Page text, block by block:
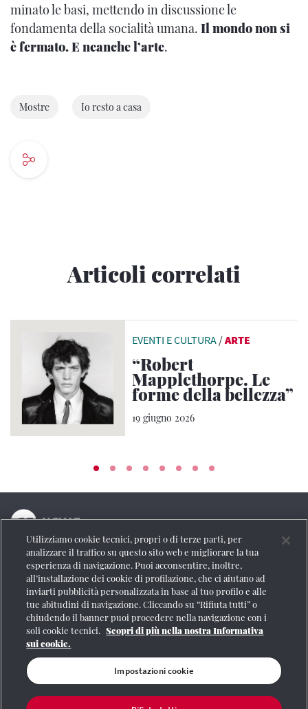
minato le basi, mettendo in discussione le
fondamenta della socialità umana. Il mondo non si
è fermato. E neanche l’arte.
Mostre Io resto a casa
Articoli correlati
EVENTI E CULTURA /ARTE
“Robert
Mapplethorpe. Le
forme della bellezza”
19 giugno 2026
La testata online del Gruppo FS Italiane
Social
Se vuoi contattarci o avere altre informazioni
CONTATTI
Utilizziamo cookie tecnici, propri o di terze parti, per
analizzare il traffico su questo sito web e migliorare la tua
esperienza di navigazione. Puoi acconsentire, inoltre,
all’installazione dei cookie di profilazione, che ci aiutano ad
inviarti pubblicità personalizzata in base al tuo profilo e alle
tue abitudini di navigazione. Cliccando su “Rifiuta tutti” o
chiudendo il banner puoi procedere nella navigazione con i
soli cookie tecnici. Scopri di più nella nostra Informativa
sui cookie.
Impostazioni cookie